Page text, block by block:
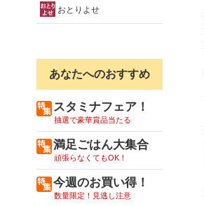
おとりよせ
あなたへのおすすめ
スタミナフェア！
抽選で豪華賞品当たる
満足ごはん大集合
頑張らなくてもOK！
今週のお買い得！
数量限定！見逃し注意